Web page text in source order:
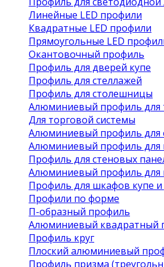
Линейные LED профили
Квадратные LED профили
Прямоугольные LED
Окантовочный профиль
Профиль для дверей купе
Профиль для стеллажей
Профиль для столешницы
Алюминиевый профиль для
Для торговой системы
Алюминиевый профиль для
Алюминиевый профиль для
Профиль для стеновых
Алюминиевый профиль для
Профиль для шкафов купе
Профили по форме
П-образный профиль
Алюминиевый квадратный
Профиль круг
Плоский алюминиевый
Профиль призма